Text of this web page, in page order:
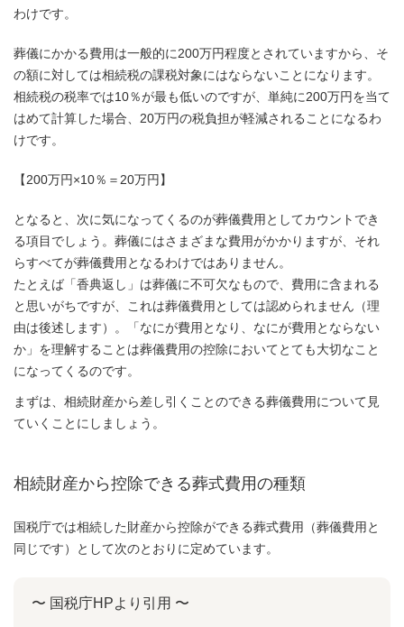
わけです。
葬儀にかかる費用は一般的に200万円程度とされていますから、そ
の額に対しては相続税の課税対象にはならないことになります。
相続税の税率では10％が最も低いのですが、単純に200万円を当て
はめて計算した場合、20万円の税負担が軽減されることになるわ
けです。
【200万円×10％＝20万円】
となると、次に気になってくるのが葬儀費用としてカウントでき
る項目でしょう。葬儀にはさまざまな費用がかかりますが、それ
らすべてが葬儀費用となるわけではありません。
たとえば「香典返し」は葬儀に不可欠なもので、費用に含まれる
と思いがちですが、これは葬儀費用としては認められません（理
由は後述します）。「なにが費用となり、なにが費用とならない
か」を理解することは葬儀費用の控除においてとても大切なこと
になってくるのです。
まずは、相続財産から差し引くことのできる葬儀費用について見
ていくことにしましょう。
相続財産から控除できる葬式費用の種類
国税庁では相続した財産から控除ができる葬式費用（葬儀費用と
同じです）として次のとおりに定めています。
〜 国税庁HPより引用 〜